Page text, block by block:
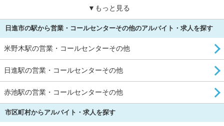
▼もっと見る
日進市の駅から営業・コールセンターその他のアルバイト・求人を探す
米野木駅の営業・コールセンターその他
日進駅の営業・コールセンターその他
赤池駅の営業・コールセンターその他
市区町村からアルバイト・求人を探す